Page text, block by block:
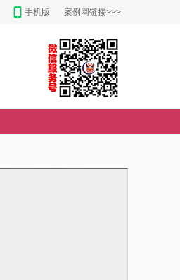
手机版 案例网链接>>>